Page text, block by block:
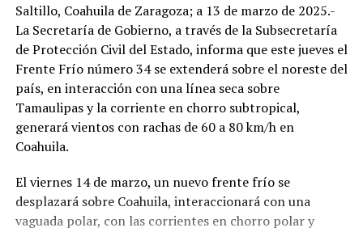
Saltillo, Coahuila de Zaragoza; a 13 de marzo de 2025.-
La Secretaría de Gobierno, a través de la Subsecretaría
de Protección Civil del Estado, informa que este jueves el
Frente Frío número 34 se extenderá sobre el noreste del
país, en interacción con una línea seca sobre
Tamaulipas y la corriente en chorro subtropical,
generará vientos con rachas de 60 a 80 km/h en
Coahuila.
El viernes 14 de marzo, un nuevo frente frío se
desplazará sobre Coahuila, interaccionará con una
vaguada polar, con las corrientes en chorro polar y